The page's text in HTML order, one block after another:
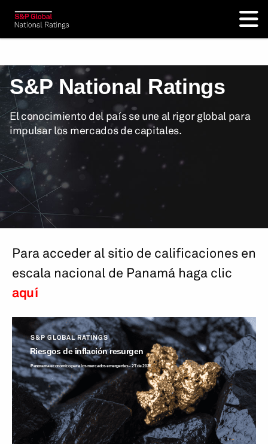
S&P National Ratings
El conocimiento del país se une al rigor global para
impulsar los mercados de capitales.
Para acceder al sitio de calificaciones en
escala nacional de Panamá haga clic
aquí
S&P GLOBAL RATINGS
Riesgos de inflación resurgen
Panorama económico para los mercados emergentes - 2T de 2026